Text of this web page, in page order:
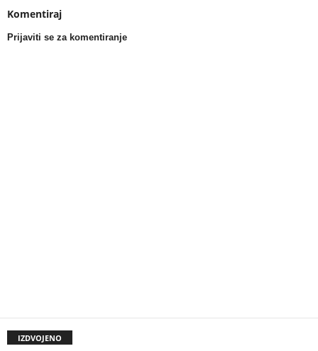
Komentiraj
Prijaviti se za komentiranje
IZDVOJENO